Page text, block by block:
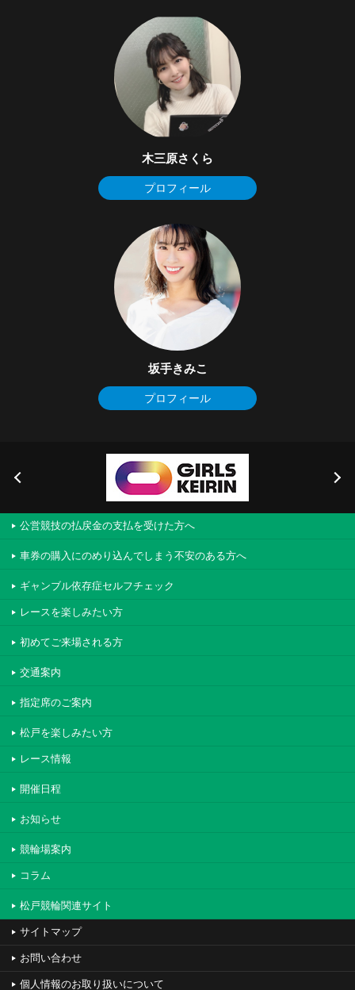
木三原さくら
プロフィール
坂手きみこ
プロフィール
公営競技の払戻金の支払を受けた方へ
車券の購入にのめり込んでしまう不安のある方へ
ギャンブル依存症セルフチェック
レースを楽しみたい方
初めてご来場される方
交通案内
指定席のご案内
松戸を楽しみたい方
レース情報
開催日程
お知らせ
競輪場案内
コラム
松戸競輪関連サイト
サイトマップ
お問い合わせ
個人情報のお取り扱いについて